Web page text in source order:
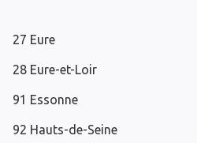
27 Eure
28 Eure-et-Loir
91 Essonne
92 Hauts-de-Seine